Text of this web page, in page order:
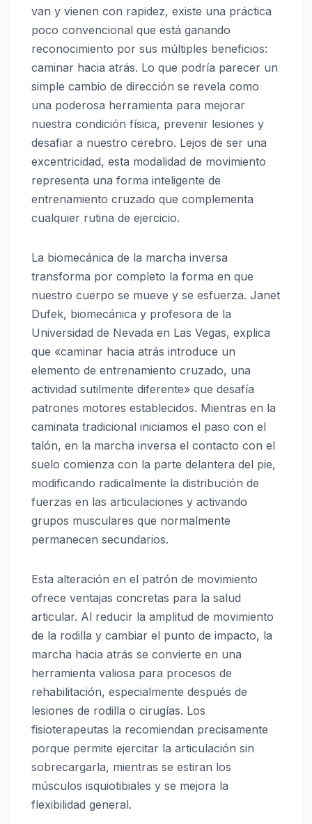
van y vienen con rapidez, existe una práctica
poco convencional que está ganando
reconocimiento por sus múltiples beneficios:
caminar hacia atrás. Lo que podría parecer un
simple cambio de dirección se revela como
una poderosa herramienta para mejorar
nuestra condición física, prevenir lesiones y
desafiar a nuestro cerebro. Lejos de ser una
excentricidad, esta modalidad de movimiento
representa una forma inteligente de
entrenamiento cruzado que complementa
cualquier rutina de ejercicio.
La biomecánica de la marcha inversa
transforma por completo la forma en que
nuestro cuerpo se mueve y se esfuerza. Janet
Dufek, biomecánica y profesora de la
Universidad de Nevada en Las Vegas, explica
que «caminar hacia atrás introduce un
elemento de entrenamiento cruzado, una
actividad sutilmente diferente» que desafía
patrones motores establecidos. Mientras en la
caminata tradicional iniciamos el paso con el
talón, en la marcha inversa el contacto con el
suelo comienza con la parte delantera del pie,
modificando radicalmente la distribución de
fuerzas en las articulaciones y activando
grupos musculares que normalmente
permanecen secundarios.
Esta alteración en el patrón de movimiento
ofrece ventajas concretas para la salud
articular. Al reducir la amplitud de movimiento
de la rodilla y cambiar el punto de impacto, la
marcha hacia atrás se convierte en una
herramienta valiosa para procesos de
rehabilitación, especialmente después de
lesiones de rodilla o cirugías. Los
fisioterapeutas la recomiendan precisamente
porque permite ejercitar la articulación sin
sobrecargarla, mientras se estiran los
músculos isquiotibiales y se mejora la
flexibilidad general.